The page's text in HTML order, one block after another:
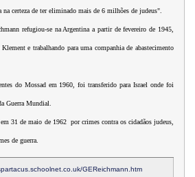
certeza de ter eliminado mais de 6 milhões de judeus".
refugiou-se na Argentina a partir de fevereiro de 1945,
e trabalhando para uma companhia de abastecimento
do Mossad em 1960, foi transferido para Israel onde foi
Guerra Mundial.
31 de maio de 1962 por crimes contra os cidadãos judeus,
de guerra.
GEReichmann.htm